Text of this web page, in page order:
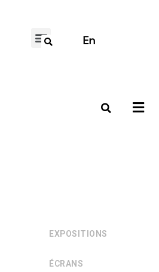
En
EXPOSITIONS
ÉCRANS